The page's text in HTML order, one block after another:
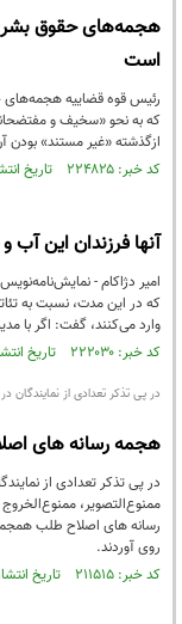
هجمه‌های حقوق
است
رئیس قوه قضاییه هجمه‌های
که به نحو «سخیف و
ازگذشته «غیر مستند»
کد خبر: ۲۲۴۸۲۵ تاریخ انتشار : ۱۳۹۳/۰۷/۲۳
آنها فرزندان این آب
امیر دژاکام -
که در این مدت، نسبت به
وارد می‌کنند، گفت: اگر با
کد خبر: ۲۲۲۰۳۰ تاریخ انتشار : ۱۳۹۳/۰۷/۰۳
در پی تذکر تعدادی از
هجمه رسانه های
در پی تذکر تعدادی از
ممنوع‌التصویر،
رسانه های اصلاح طلب
روی آوردند.
کد خبر: ۲۱۱۵۱۵ تاریخ انتشار : ۱۳۹۳/۰۴/۱۶